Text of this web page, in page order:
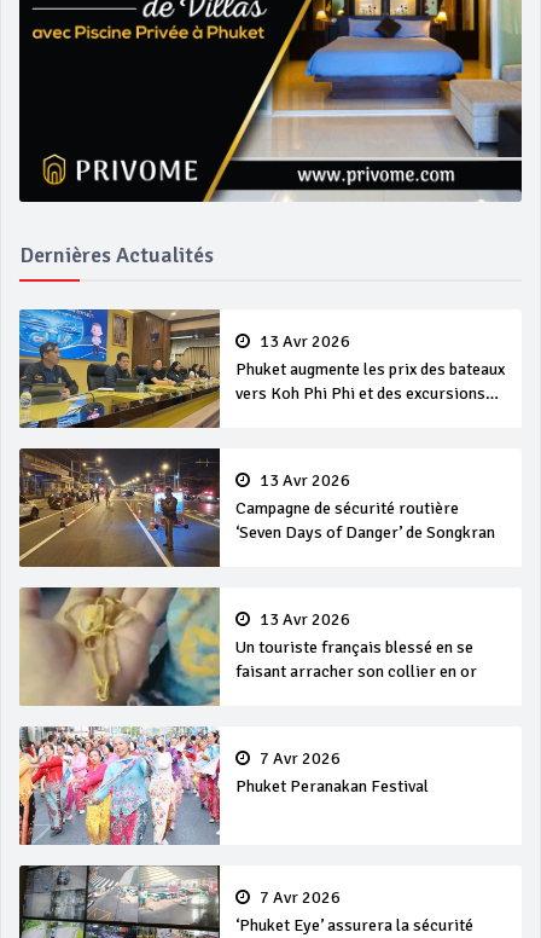
Dernières Actualités
13 Avr 2026
Phuket augmente les prix des bateaux
vers Koh Phi Phi et des excursions
13 Avr 2026
Campagne de sécurité routière
‘Seven Days of Danger’ de Songkran
13 Avr 2026
Un touriste français blessé en se
faisant arracher son collier en or
7 Avr 2026
Phuket Peranakan Festival
7 Avr 2026
‘Phuket Eye’ assurera la sécurité